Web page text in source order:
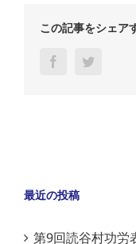
この記事をシェア
Facebook
最近の投稿
第9回読谷村功労